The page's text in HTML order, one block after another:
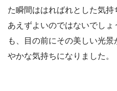
た瞬間ははればれとした気
あえずよいのではないでし
も、目の前にその美しい光
やかな気持ちになりました。